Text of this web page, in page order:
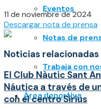
Eventos
Notas de
Trabaja con
Área deportiva
11 de noviembre de 2024
Descargar nota de prensa
Noticias relacionadas
El Club Nàutic Sant
Náutica a través de
con el centro Sirius